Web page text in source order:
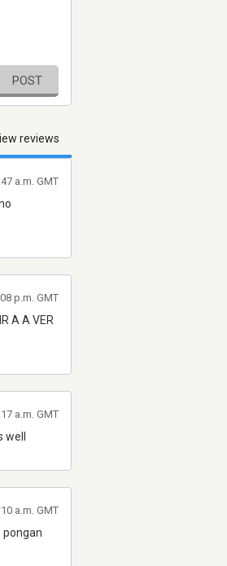
POST
reviews
a.m. GMT
A A VER
p.m. GMT
a.m. GMT
pongan
a.m. GMT